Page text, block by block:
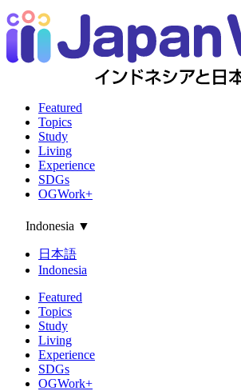
Featured
Topics
Study
Living
Experience
SDGs
OGWork+
Indonesia ▼
日本語
Indonesia
Featured
Topics
Study
Living
Experience
SDGs
OGWork+